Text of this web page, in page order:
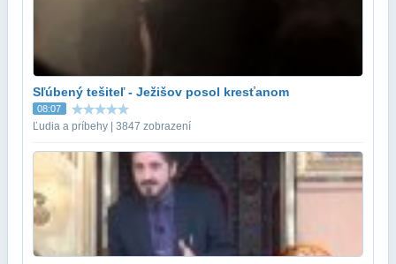
Sľúbený tešiteľ - Ježišov posol kresťanom
08:07
Ľudia a príbehy | 3847 zobrazení